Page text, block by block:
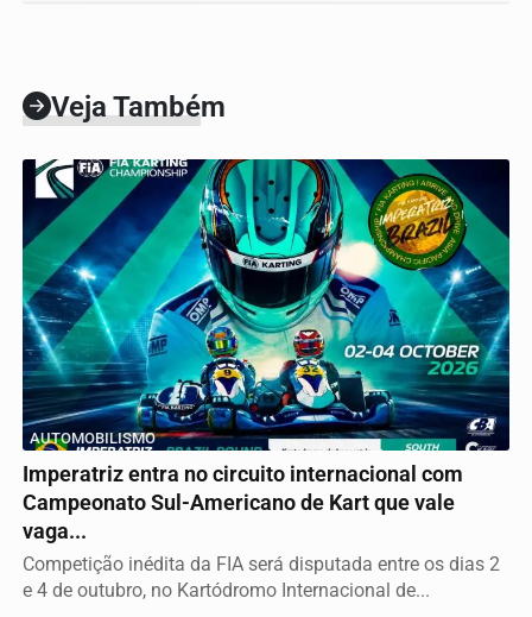
Veja Também
AUTOMOBILISMO
Imperatriz entra no circuito internacional com
Campeonato Sul-Americano de Kart que vale
vaga...
Competição inédita da FIA será disputada entre os dias 2
e 4 de outubro, no Kartódromo Internacional de...